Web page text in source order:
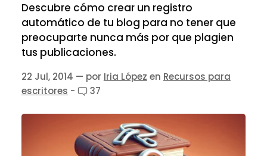
Descubre cómo crear un registro
automático de tu blog para no tener que
preocuparte nunca más por que plagien
tus publicaciones.
22 Jul, 2014 — por Iria López en Recursos para
escritores - 37